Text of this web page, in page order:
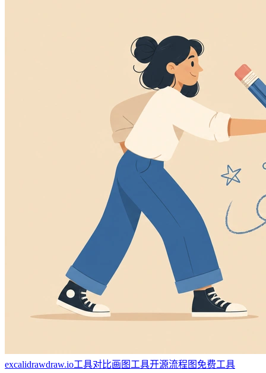
excalidrawdraw.io工具对比画图工具开源流程图 免费工具